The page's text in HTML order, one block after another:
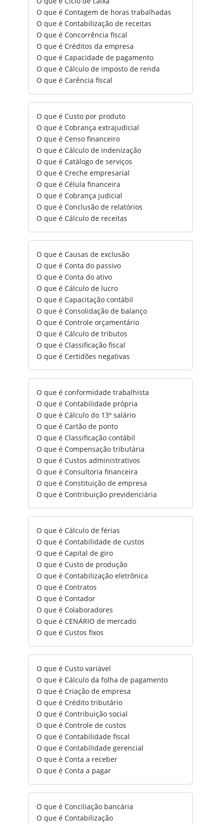
O que é Contagem de horas trabalhadas
O que é Contabilização de receitas
O que é Concorrência fiscal
O que é Créditos da empresa
O que é Capacidade de pagamento
O que é Cálculo de imposto de renda
O que é Carência fiscal
O que é Custo por produto
O que é Cobrança extrajudicial
O que é Censo financeiro
O que é Cálculo de indenização
O que é Catálogo de serviços
O que é Creche empresarial
O que é Célula financeira
O que é Cobrança judicial
O que é Conclusão de relatórios
O que é Cálculo de receitas
O que é Causas de exclusão
O que é Conta do passivo
O que é Conta do ativo
O que é Cálculo de lucro
O que é Capacitação contábil
O que é Consolidação de balanço
O que é Controle orçamentário
O que é Cálculo de tributos
O que é Classificação fiscal
O que é Certidões negativas
O que é conformidade trabalhista
O que é Contabilidade própria
O que é Cálculo do 13º salário
O que é Cartão de ponto
O que é Classificação contábil
O que é Compensação tributária
O que é Custos administrativos
O que é Consultoria financeira
O que é Constituição de empresa
O que é Contribuição previdenciária
O que é Cálculo de férias
O que é Contabilidade de custos
O que é Capital de giro
O que é Custo de produção
O que é Contabilização eletrônica
O que é Contratos
O que é Contador
O que é Colaboradores
O que é CENÁRIO de mercado
O que é Custos fixos
O que é Custo variável
O que é Cálculo da folha de pagamento
O que é Criação de empresa
O que é Crédito tributário
O que é Contribuição social
O que é Controle de custos
O que é Contabilidade fiscal
O que é Contabilidade gerencial
O que é Conta a receber
O que é Conta a pagar
O que é Conciliação bancária
O que é Contabilização